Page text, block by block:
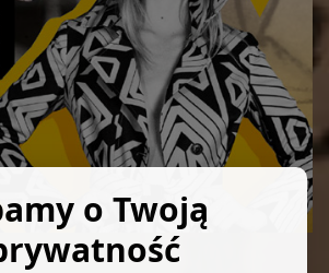
MOOD SIGNS” – Joanna Filas
o Twoją